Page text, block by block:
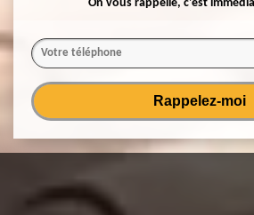
On vous rappelle, c'est